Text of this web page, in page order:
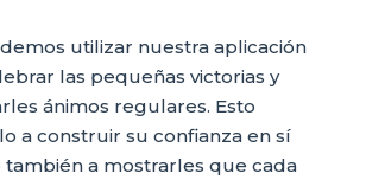
utilizar nuestra aplicación
las pequeñas victorias y
ánimos regulares. Esto
a construir su confianza en sí
también a mostrarles que cada